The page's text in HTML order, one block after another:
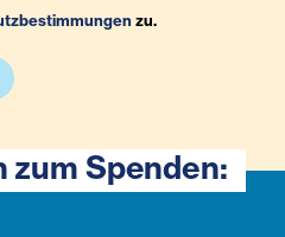
zu.
Spenden: